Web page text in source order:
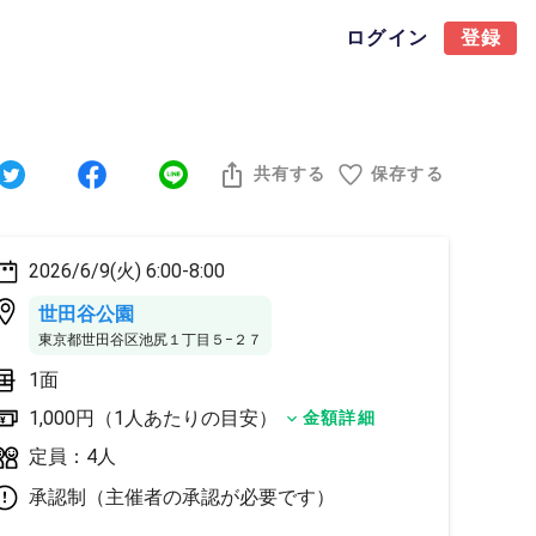
ログイン 登録
共有する 保存する
2026/6/9(火) 6:00-8:00
世田谷公園
東京都世田谷区池尻１丁目５−２７
1面
1,000円（1人あたりの目安）
金額詳細
定員：4人
承認制（主催者の承認が必要です）